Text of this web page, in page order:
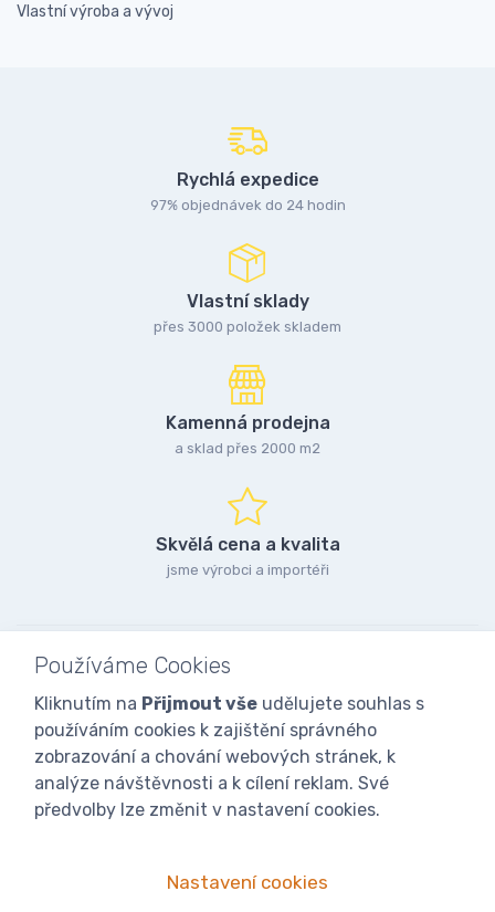
Vlastní výroba a vývoj
Rychlá expedice
97% objednávek do 24 hodin
Vlastní sklady
přes 3000 položek skladem
Kamenná prodejna
a sklad přes 2000 m2
Skvělá cena a kvalita
jsme výrobci a importéři
Používáme Cookies
Kliknutím na Přijmout vše udělujete souhlas s
používáním cookies k zajištění správného
zobrazování a chování webových stránek, k
analýze návštěvnosti a k cílení reklam. Své
předvolby lze změnit v nastavení cookies.
Nastavení cookies